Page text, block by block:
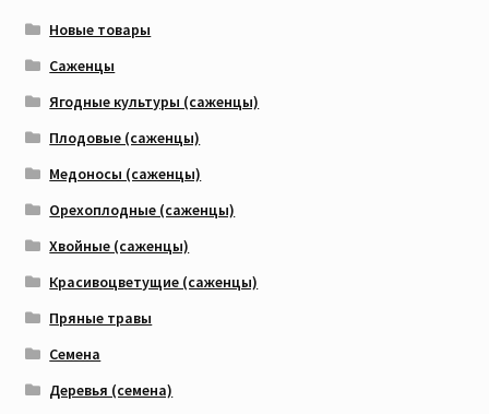
Новые товары
Саженцы
Ягодные культуры (саженцы)
Плодовые (саженцы)
Медоносы (саженцы)
Орехоплодные (саженцы)
Хвойные (саженцы)
Красивоцветущие (саженцы)
Пряные травы
Семена
Деревья (семена)